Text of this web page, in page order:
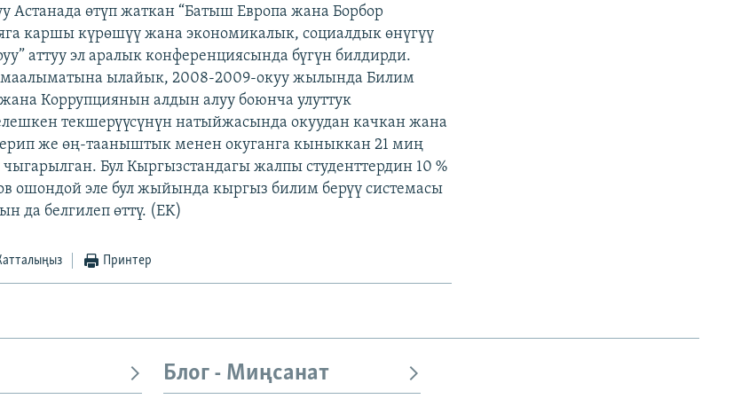
Астанада өтүп жаткан “Батыш Европа жана Борбор
каршы күрөшүү жана экономикалык, социалдык өнүгүү
аттуу эл аралык конференциясында бүгүн билдирди.
маалыматына ылайык, 2008-2009-окуу жылында Билим
Коррупциянын алдын алуу боюнча улуттук
текшерүүсүнүн натыйжасында окуудан качкан жана
же өң-тааныштык менен окуганга кыныккан 21 миң
чыгарылган. Бул Кыргызстандагы жалпы студенттердин 10 %
ошондой эле бул жыйында кыргыз билим берүү системасы
да белгилеп өттү. (EK)
Принтер
Блог - Миңсанат